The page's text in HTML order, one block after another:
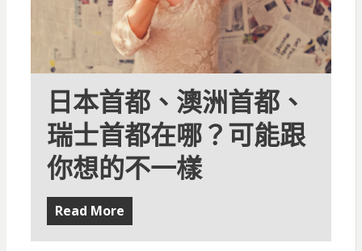
日本首都、澳洲首都、
瑞士首都在哪？可能跟
你想的不一樣
Read More